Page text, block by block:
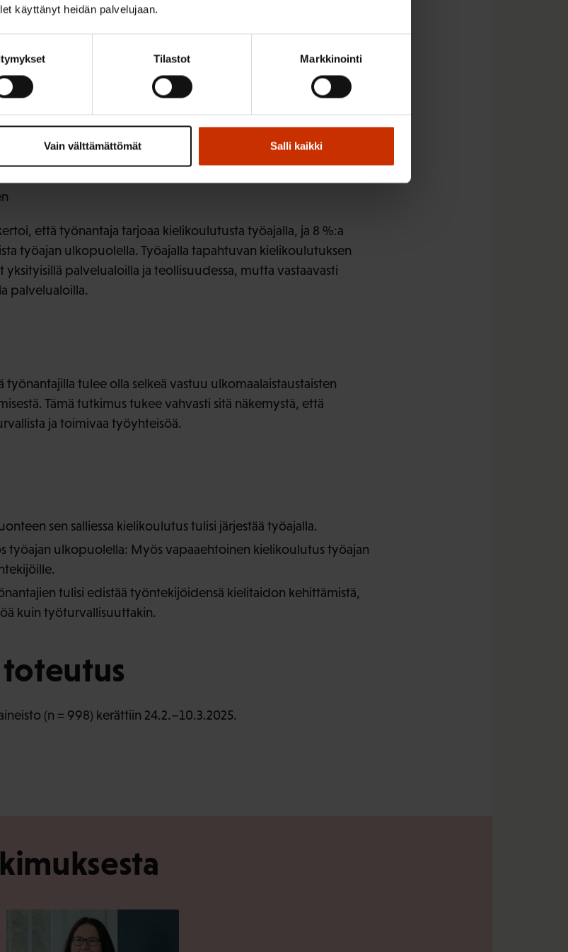
käyttänyt heidän palvelujaan.
Tilastot Markkinointi
Vain välttämättömät Salli kaikki
kokee, että ulkomaalaistaustaisten työntekijöiden kielitaidon
kuormitusta muille työntekijöille viimeisen kahden vuoden
että työnantaja tarjoaa kielikoulutusta työajalla, ja 8 %:a
työajan ulkopuolella. Työajalla tapahtuvan kielikoulutuksen
palvelualoilla ja teollisuudessa, mutta vastaavasti
palvelualoilla.
tulee olla selkeä vastuu ulkomaalaistaustaisten
Tämä tutkimus tukee vahvasti sitä näkemystä, että
ja toimivaa työyhteisöä.
sen salliessa kielikoulutus tulisi järjestää työajalla.
työajan ulkopuolella: Myös vapaaehtoinen kielikoulutus työajan
tulisi edistää työntekijöidensä kielitaidon kehittämistä,
kuin työturvallisuuttakin.
(n = 998) kerättiin 24.2.–10.3.2025.